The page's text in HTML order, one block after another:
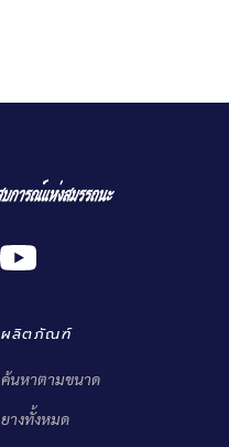
ผลิตภัณฑ์
ค้นหาตามขนาด
ยางทั้งหมด